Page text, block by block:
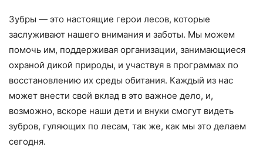
Зубры — это настоящие герои лесов, которые
заслуживают нашего внимания и заботы. Мы можем
помочь им, поддерживая организации, занимающиеся
охраной дикой природы, и участвуя в программах по
восстановлению их среды обитания. Каждый из нас
может внести свой вклад в это важное дело, и,
возможно, вскоре наши дети и внуки смогут видеть
зубров, гуляющих по лесам, так же, как мы это делаем
сегодня.